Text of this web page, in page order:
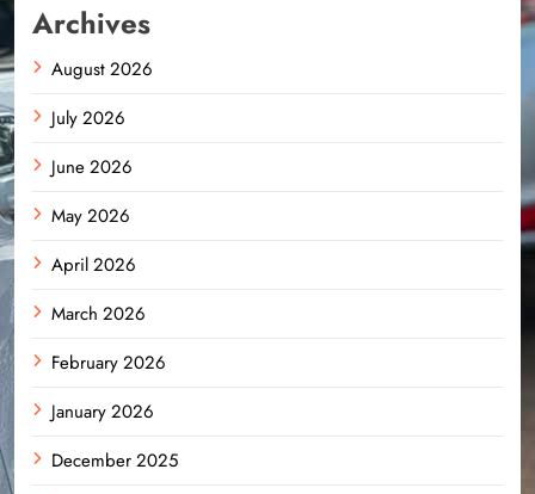
Archives
August 2026
July 2026
June 2026
May 2026
April 2026
March 2026
February 2026
January 2026
December 2025